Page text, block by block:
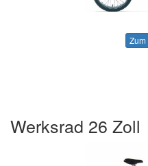
Zum
Werksrad 26 Zoll